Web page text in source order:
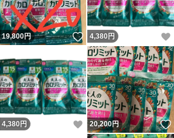
いいね！
19,800円 いいね！
4,380 円
いね！
4,380 円 いいね！
20,200円